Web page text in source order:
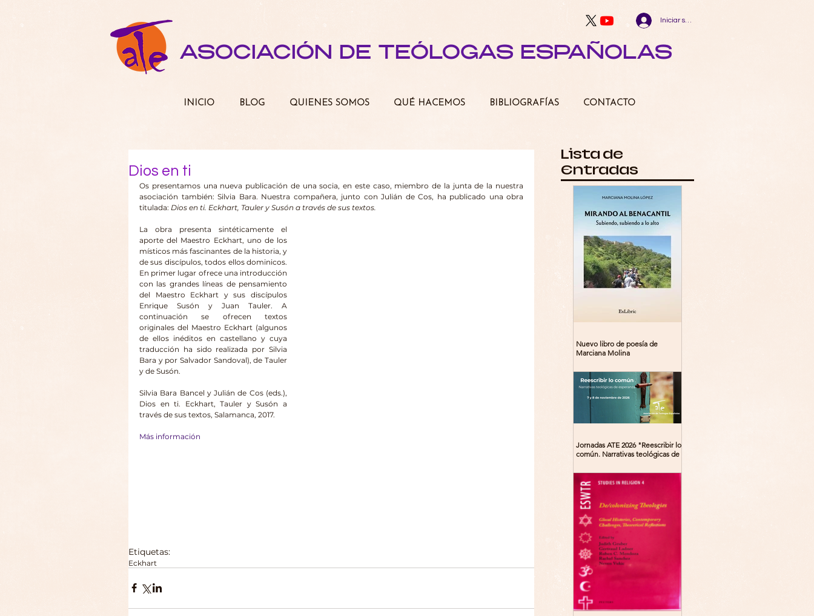
Iniciar sesión
ASOCIACIÓN DE TEÓLOGAS ESPAÑOLAS
Dios en ti
Os presentamos una nueva publicación de una socia, en este caso, miembro de la junta de la nuestra
asociación también: Silvia Bara. Nuestra compañera, junto con Julián de Cos, ha publicado una obra
titulada: Dios en ti. Eckhart, Tauler y Susón a través de sus textos.
La obra presenta sintéticamente el
aporte del Maestro Eckhart, uno de los
místicos más fascinantes de la historia, y
de sus discípulos, todos ellos dominicos.
En primer lugar ofrece una introducción
con las grandes líneas de pensamiento
del Maestro Eckhart y sus discípulos
Enrique Susón y Juan Tauler. A
continuación se ofrecen textos
originales del Maestro Eckhart (algunos
de ellos inéditos en castellano y cuya
traducción ha sido realizada por Silvia
Bara y por Salvador Sandoval), de Tauler
y de Susón.
Silvia Bara Bancel y Julián de Cos (eds.),
Dios en ti. Eckhart, Tauler y Susón a
través de sus textos, Salamanca, 2017.
Más información
Etiquetas:
Eckhart
Nuevo libro de poesía de
Marciana Molina
Jornadas ATE 2026 "Reescribir lo
común. Narrativas teológicas de
Madrid
Lista de
Entradas
INICIO BLOG QUIENES SOMOS QUÉ HACEMOS BIBLIOGRAFÍAS CONTACTO